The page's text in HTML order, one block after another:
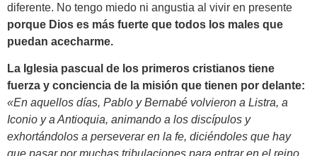
diferente. No tengo miedo ni angustia al vivir en presente
porque Dios es más fuerte que todos los males que
puedan acecharme.
La Iglesia pascual de los primeros cristianos tiene
fuerza y conciencia de la misión que tienen por delante:
«En aquellos días, Pablo y Bernabé volvieron a Listra, a
Iconio y a Antioquia, animando a los discípulos y
exhortándolos a perseverar en la fe, diciéndoles que hay
que pasar por muchas tribulaciones para entrar en el reino